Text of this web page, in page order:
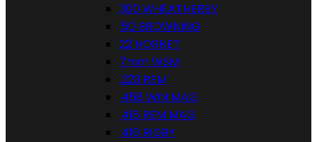
300 WHEATHERBY
.50 BROWNING
22 HORNET
7mm WSM
.223 REM
.458 WIN MAG
.416 REM MAG
.416 RIGBY